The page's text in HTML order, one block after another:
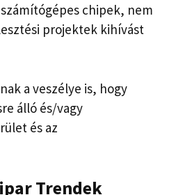
chipek, nem
projektek kihívást
a veszélye is, hogy
álló és/vagy
és az
Trendek